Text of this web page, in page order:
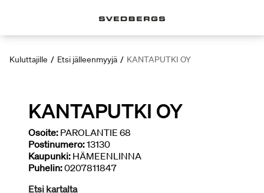
Kuluttajille / Etsi jälleenmyyjä / KANTAPUTKI OY
KANTAPUTKI OY
Osoite: PAROLANTIE 68
Postinumero:13130
Kaupunki: HÄMEENLINNA
Puhelin:0207811847
Etsi kartalta